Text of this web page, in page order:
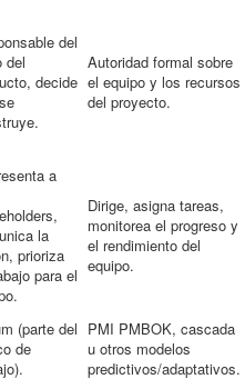
del
del
decide
Autoridad formal sobre
el equipo y los recursos
del proyecto.
a
la
prioriza
para el
Dirige, asigna tareas,
monitorea el progreso y
el rendimiento del
equipo.
(parte del
de
PMI PMBOK, cascada
u otros modelos
predictivos/adaptativos.